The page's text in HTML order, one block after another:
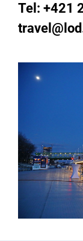
Tel: +421